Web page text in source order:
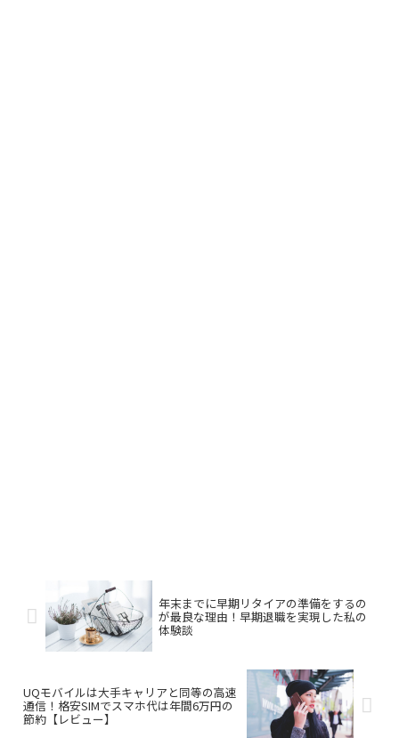
年末までに早期リタイアの準備をするの
が最良な理由！早期退職を実現した私の
体験談
UQモバイルは大手キャリアと同等の高速
通信！格安SIMでスマホ代は年間6万円の
節約【レビュー】